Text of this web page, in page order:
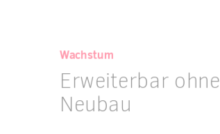
Wachstum
Erweiterbar ohne
Neubau